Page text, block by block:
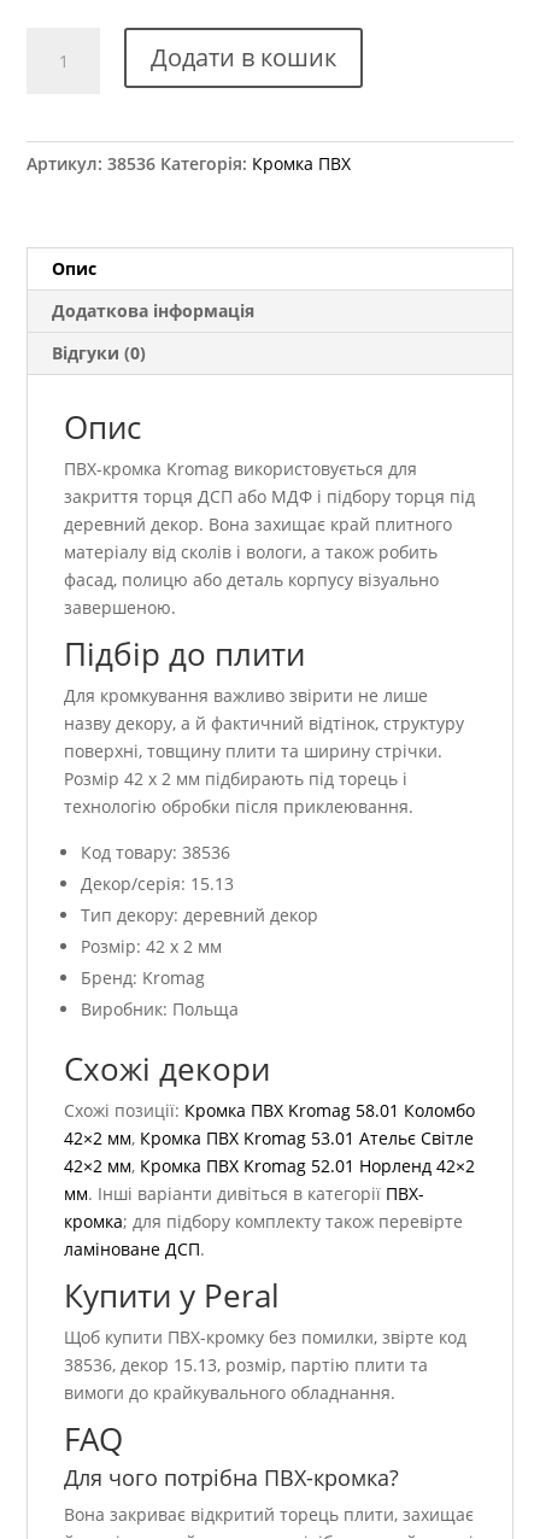
Шамоні
кількість
Додати в кошик
Артикул:38536 Категорія: Кромка ПВХ
Опис
Додаткова інформація
Відгуки (0)
Опис
ПВХ-кромка Kromag використовується для
закриття торця ДСП або МДФ і підбору торця під
деревний декор. Вона захищає край плитного
матеріалу від сколів і вологи, а також робить
фасад, полицю або деталь корпусу візуально
завершеною.
Підбір до плити
Для кромкування важливо звірити не лише
назву декору, а й фактичний відтінок, структуру
поверхні, товщину плити та ширину стрічки.
Розмір 42 x 2 мм підбирають під торець і
технологію обробки після приклеювання.
Код товару: 38536
Декор/серія: 15.13
Тип декору: деревний декор
Розмір: 42 x 2 мм
Бренд: Kromag
Виробник: Польща
Схожі декори
Схожі позиції: Кромка ПВХ Kromag 58.01 Коломбо
42×2 мм, Кромка ПВХ Kromag 53.01 Ательє Світле
42×2 мм, Кромка ПВХ Kromag 52.01 Норленд 42×2
мм. Інші варіанти дивіться в категорії ПВХ-
кромка; для підбору комплекту також перевірте
ламіноване ДСП.
Купити у Peral
Щоб купити ПВХ-кромку без помилки, звірте код
38536, декор 15.13, розмір, партію плити та
вимоги до крайкувального обладнання.
FAQ
Для чого потрібна ПВХ-кромка?
Вона закриває відкритий торець плити, захищає